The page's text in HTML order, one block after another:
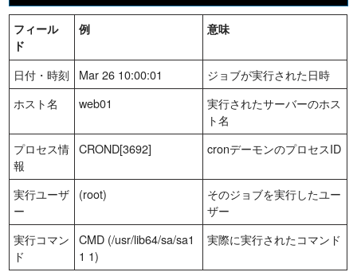
フィール
ド
例 意味
日付・時刻 Mar 26 10:00:01
ジョブが実行された日時
ホスト名
web01
実行されたサーバーのホス
ト名
プロセス情
報
CROND[3692] cronデーモンのプロセスID
実行ユーザ
ー
(root)
そのジョブを実行したユー
ザー
実行コマン
ド
CMD (/usr/lib64/sa/sa1
1 1)
実際に実行されたコマンド